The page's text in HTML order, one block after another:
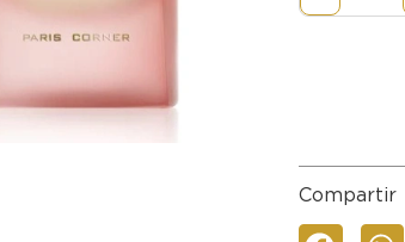
Compartir